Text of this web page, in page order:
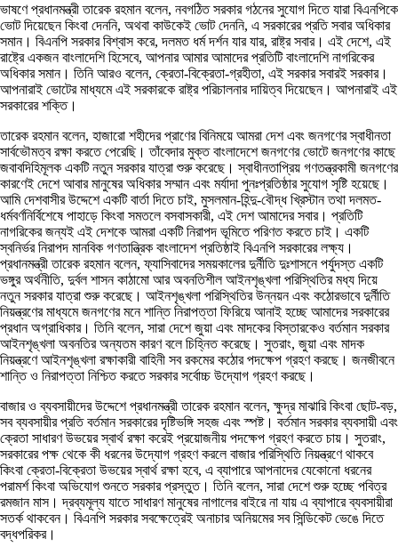
ভাষণে প্রধানমন্ত্রী তারেক রহমান বলেন, নবগঠিত সরকার গঠনের সুযোগ দিতে যারা বিএনপিকে
ভোট দিয়েছেন কিংবা দেননি, অথবা কাউকেই ভোট দেননি, এ সরকারের প্রতি সবার অধিকার
সমান। বিএনপি সরকার বিশ্বাস করে, দলমত ধর্ম দর্শন যার যার, রাষ্ট্র সবার। এই দেশে, এই
রাষ্ট্রে একজন বাংলাদেশি হিসেবে, আপনার আমার আমাদের প্রতিটি বাংলাদেশি নাগরিকের
অধিকার সমান। তিনি আরও বলেন, ক্রেতা-বিক্রেতা-গ্রহীতা, এই সরকার সবারই সরকার।
আপনারাই ভোটের মাধ্যমে এই সরকারকে রাষ্ট্র পরিচালনার দায়িত্ব দিয়েছেন। আপনারাই এই
সরকারের শক্তি।
তারেক রহমান বলেন, হাজারো শহীদের প্রাণের বিনিময়ে আমরা দেশ এবং জনগণের স্বাধীনতা
সার্বভৌমত্ব রক্ষা করতে পেরেছি। তাঁবেদার মুক্ত বাংলাদেশে জনগণের ভোটে জনগণের কাছে
জবাবদিহিমূলক একটি নতুন সরকার যাত্রা শুরু করেছে। স্বাধীনতাপ্রিয় গণতন্ত্রকামী জনগণের
কারণেই দেশে আবার মানুষের অধিকার সম্মান এবং মর্যাদা পুনঃপ্রতিষ্ঠার সুযোগ সৃষ্টি হয়েছে।
আমি দেশবাসীর উদ্দেশে একটি বার্তা দিতে চাই, মুসলমান-হিন্দু-বৌদ্ধ খ্রিস্টান তথা দলমত-
ধর্মবর্ণনির্বিশেষে পাহাড়ে কিংবা সমতলে বসবাসকারী, এই দেশ আমাদের সবার। প্রতিটি
নাগরিকের জন্যই এই দেশকে আমরা একটি নিরাপদ ভূমিতে পরিণত করতে চাই। একটি
স্বনির্ভর নিরাপদ মানবিক গণতান্ত্রিক বাংলাদেশ প্রতিষ্ঠাই বিএনপি সরকারের লক্ষ্য।
প্রধানমন্ত্রী তারেক রহমান বলেন, ফ্যাসিবাদের সময়কালের দুর্নীতি দুঃশাসনে পর্যুদস্ত একটি
ভঙ্গুর অর্থনীতি, দুর্বল শাসন কাঠামো আর অবনতিশীল আইনশৃঙ্খলা পরিস্থিতির মধ্য দিয়ে
নতুন সরকার যাত্রা শুরু করেছে। আইনশৃঙ্খলা পরিস্থিতির উন্নয়ন এবং কঠোরভাবে দুর্নীতি
নিয়ন্ত্রণের মাধ্যমে জনগণের মনে শান্তি নিরাপত্তা ফিরিয়ে আনাই হচ্ছে আমাদের সরকারের
প্রধান অগ্রাধিকার। তিনি বলেন, সারা দেশে জুয়া এবং মাদকের বিস্তারকেও বর্তমান সরকার
আইনশৃঙ্খলা অবনতির অন্যতম কারণ বলে চিহ্নিত করেছে। সুতরাং, জুয়া এবং মাদক
নিয়ন্ত্রণে আইনশৃঙ্খলা রক্ষাকারী বাহিনী সব রকমের কঠোর পদক্ষেপ গ্রহণ করছে। জনজীবনে
শান্তি ও নিরাপত্তা নিশ্চিত করতে সরকার সর্বোচ্চ উদ্যোগ গ্রহণ করছে।
বাজার ও ব্যবসায়ীদের উদ্দেশে প্রধানমন্ত্রী তারেক রহমান বলেন, ক্ষুদ্র মাঝারি কিংবা ছোট-বড়,
সব ব্যবসায়ীর প্রতি বর্তমান সরকারের দৃষ্টিভঙ্গি সহজ এবং স্পষ্ট। বর্তমান সরকার ব্যবসায়ী এবং
ক্রেতা সাধারণ উভয়ের স্বার্থ রক্ষা করেই প্রয়োজনীয় পদক্ষেপ গ্রহণ করতে চায়। সুতরাং,
সরকারের পক্ষ থেকে কী ধরনের উদ্যোগ গ্রহণ করলে বাজার পরিস্থিতি নিয়ন্ত্রণে থাকবে
কিংবা ক্রেতা-বিক্রেতা উভয়ের স্বার্থ রক্ষা হবে, এ ব্যাপারে আপনাদের যেকোনো ধরনের
পরামর্শ কিংবা অভিযোগ শুনতে সরকার প্রস্তুত। তিনি বলেন, সারা দেশে শুরু হচ্ছে পবিত্র
রমজান মাস। দ্রব্যমূল্য যাতে সাধারণ মানুষের নাগালের বাইরে না যায় এ ব্যাপারে ব্যবসায়ীরা
সতর্ক থাকবেন। বিএনপি সরকার সবক্ষেত্রেই অনাচার অনিয়মের সব সিন্ডিকেট ভেঙে দিতে
বদ্ধপরিকর।